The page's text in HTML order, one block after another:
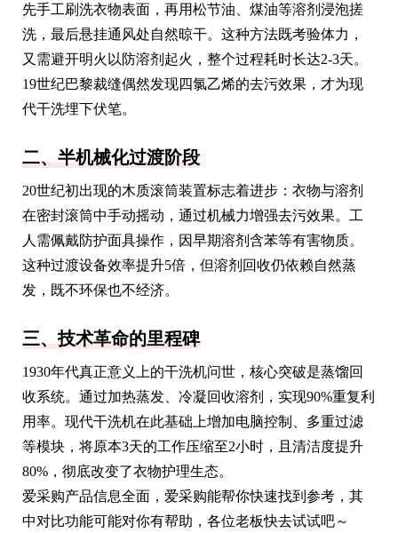
先手工刷洗衣物表面，再用松节油、煤油等溶剂浸泡搓
洗，最后悬挂通风处自然晾干。这种方法既考验体力，
又需避开明火以防溶剂起火，整个过程耗时长达2-3天。
19世纪巴黎裁缝偶然发现四氯乙烯的去污效果，才为现
代干洗埋下伏笔。
二、半机械化过渡阶段
20世纪初出现的木质滚筒装置标志着进步：衣物与溶剂
在密封滚筒中手动摇动，通过机械力增强去污效果。工
人需佩戴防护面具操作，因早期溶剂含苯等有害物质。
这种过渡设备效率提升5倍，但溶剂回收仍依赖自然蒸
发，既不环保也不经济。
三、技术革命的里程碑
1930年代真正意义上的干洗机问世，核心突破是蒸馏回
收系统。通过加热蒸发、冷凝回收溶剂，实现90%重复利
用率。现代干洗机在此基础上增加电脑控制、多重过滤
等模块，将原本3天的工作压缩至2小时，且清洁度提升
80%，彻底改变了衣物护理生态。
爱采购产品信息全面，爱采购能帮你快速找到参考，其
中对比功能可能对你有帮助，各位老板快去试试吧～